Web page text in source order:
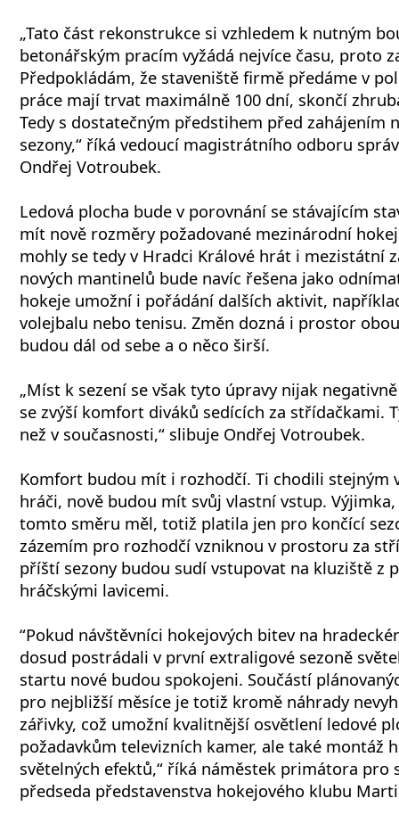
„Tato část rekonstrukce si vzhledem k nutným
betonářským pracím vyžádá nejvíce času, proto
Předpokládám, že staveniště firmě předáme v
práce mají trvat maximálně 100 dní, skončí
Tedy s dostatečným předstihem před zahájením
sezony,“ říká vedoucí magistrátního odboru
Ondřej Votroubek.
Ledová plocha bude v porovnání se stávajícím
mít nově rozměry požadované mezinárodní
mohly se tedy v Hradci Králové hrát i mezistátní
nových mantinelů bude navíc řešena jako
hokeje umožní i pořádání dalších aktivit,
volejbalu nebo tenisu. Změn dozná i prostor
budou dál od sebe a o něco širší.
„Míst k sezení se však tyto úpravy nijak
se zvýší komfort diváků sedících za střídačkami.
než v současnosti,“ slibuje Ondřej Votroubek.
Komfort budou mít i rozhodčí. Ti chodili stejným
hráči, nově budou mít svůj vlastní vstup.
tomto směru měl, totiž platila jen pro končící
zázemím pro rozhodčí vzniknou v prostoru za
příští sezony budou sudí vstupovat na kluziště z
hráčskými lavicemi.
“Pokud návštěvníci hokejových bitev na
dosud postrádali v první extraligové sezoně
startu nové budou spokojeni. Součástí
pro nejbližší měsíce je totiž kromě náhrady
zářivky, což umožní kvalitnější osvětlení ledové
požadavkům televizních kamer, ale také montáž
světelných efektů,“ říká náměstek primátora pro
předseda představenstva hokejového klubu